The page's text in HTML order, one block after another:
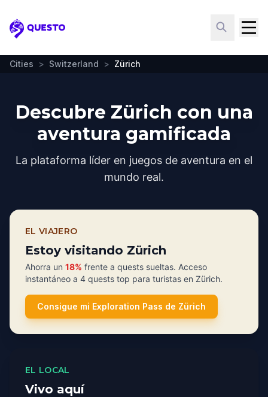
Questo
Cities > Switzerland > Zürich
Descubre Zürich con una
aventura gamificada
La plataforma líder en juegos de aventura en el
mundo real.
EL VIAJERO
Estoy visitando Zürich
Ahorra un 18% frente a quests sueltas. Acceso
instantáneo a 4 quests top para turistas en Zürich.
Consigue mi Exploration Pass de Zürich
EL LOCAL
Vivo aquí